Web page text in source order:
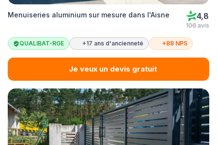
Menuiseries aluminium sur mesure dans l'Aisne 4,8
106 avis
QUALIBAT-RGE +17 ans d'ancienneté +88 NPS
Je veux un devis gratuit